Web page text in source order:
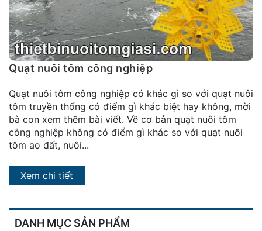
Quy
định
Blog
chia
sẻ
Liên
hệ
DANH MỤC SẢN PHẨM
Quạt nuôi tôm công nghiệp
Quạt nuôi tôm công nghiệp có khác gì so với quạt nuôi
tôm truyền thống có điểm gì khác biệt hay không, mời
bà con xem thêm bài viết. Về cơ bản quạt nuôi tôm
công nghiệp không có điểm gì khác so với quạt nuôi
tôm ao đất, nuôi...
Xem chi tiết